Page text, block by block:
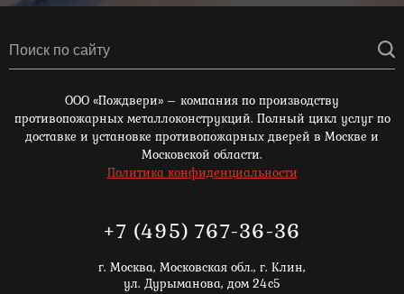
ООО «Пождвери» – компания по производству
противопожарных металлоконструкций. Полный цикл услуг по
доставке и установке противопожарных дверей в Москве и
Московской области.
Политика конфиденциальности
+7 (495) 767-36-36
г. Москва, Московская обл., г. Клин,
ул. Дурыманова, дом 24с5